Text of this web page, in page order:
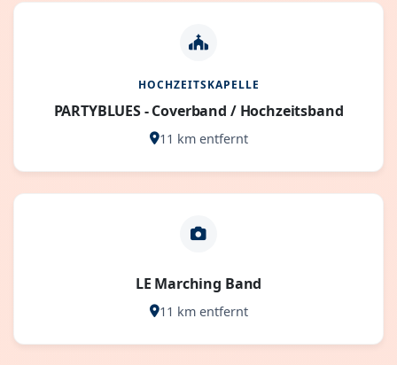
HOCHZEITSKAPELLE
PARTYBLUES - Coverband / Hochzeitsband
11 km entfernt
LE Marching Band
11 km entfernt